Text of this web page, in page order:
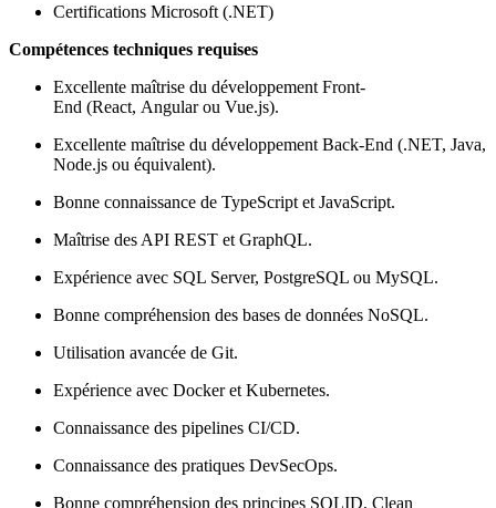
Certifications Microsoft (.NET)
Compétences techniques requises
Excellente maîtrise du développement Front-
End (React, Angular ou Vue.js).
Excellente maîtrise du développement Back-End (.NET, Java,
Node.js ou équivalent).
Bonne connaissance de TypeScript et JavaScript.
Maîtrise des API REST et GraphQL.
Expérience avec SQL Server, PostgreSQL ou MySQL.
Bonne compréhension des bases de données NoSQL.
Utilisation avancée de Git.
Expérience avec Docker et Kubernetes.
Connaissance des pipelines CI/CD.
Connaissance des pratiques DevSecOps.
Bonne compréhension des principes SOLID, Clean